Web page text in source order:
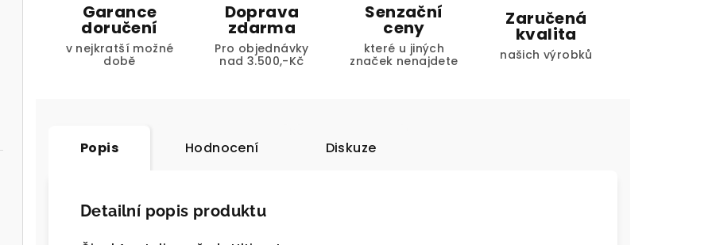
Garance
doručení
v nejkratší možné
době
Doprava
zdarma
Pro objednávky
nad 3.500,-Kč
Senzační
ceny
které u jiných
značek nenajdete
Zaručená
kvalita
našich výrobků
Popis Hodnocení Diskuze
Detailní popis produktu